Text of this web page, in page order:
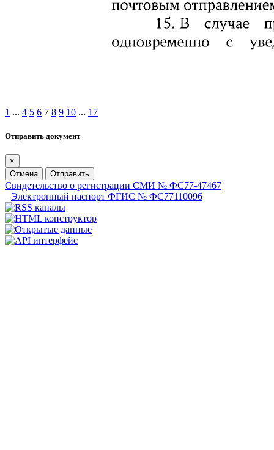
1 ... 4 5 6 7 8 9 10 ... 17
Отправить документ
×
Отмена
Отправить
Свидетельство о регистрации СМИ № ФС77-47467
Электронный паспорт ФГИС № ФС77110096